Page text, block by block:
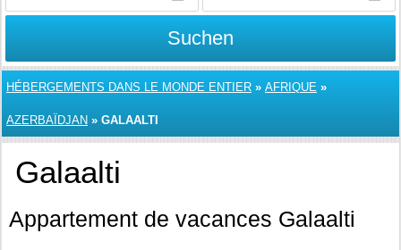
Suchen
HÉBERGEMENTS DANS LE MONDE ENTIER » AFRIQUE »
AZERBAÏDJAN » GALAALTI
Galaalti
Appartement de vacances Galaalti